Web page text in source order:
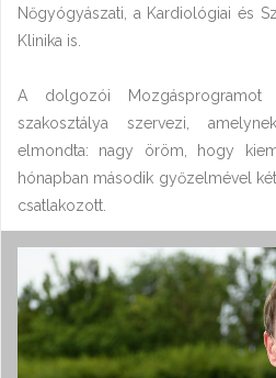
Nőgyógyászati, a Kardiológiai és
Klinika is.
A dolgozói Mozgásprogramot
szakosztálya szervezi,
elmondta: nagy öröm, hogy
hónapban második győzelmével
csatlakozott.